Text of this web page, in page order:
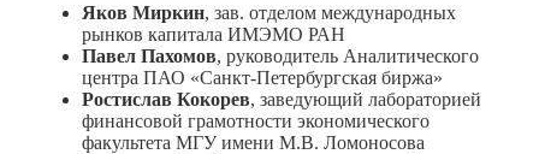
Яков Миркин, зав. отделом международных
рынков капитала ИМЭМО РАН
Павел Пахомов, руководитель Аналитического
центра ПАО «Санкт-Петербургская биржа»
Ростислав Кокорев, заведующий лабораторией
финансовой грамотности экономического
факультета МГУ имени М.В. Ломоносова